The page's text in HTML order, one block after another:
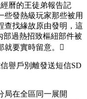
曆的王徒弟報告記
一些發熱級玩家那些被用
找緣故原由發明，這
過熱招致樞紐部件被
就要實時留意。
譽戶別離發送短信SD
局在全區同一展開